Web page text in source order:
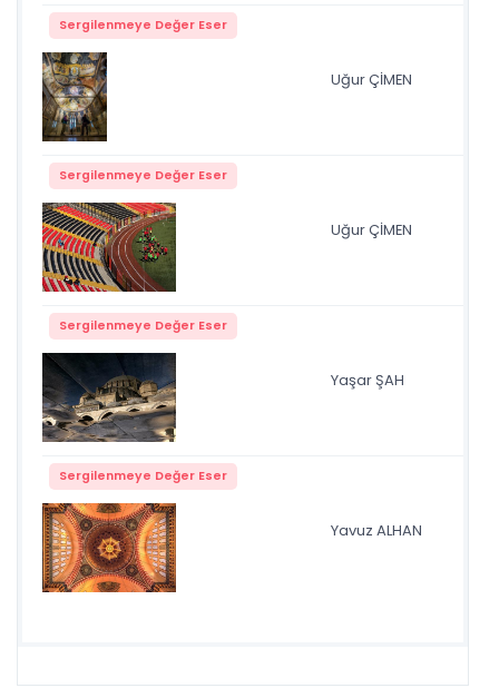
Sergilenmeye Değer Eser
Uğur ÇİMEN
Sergilenmeye Değer Eser
Uğur ÇİMEN
Sergilenmeye Değer Eser
Yaşar ŞAH
Sergilenmeye Değer Eser
Yavuz ALHAN